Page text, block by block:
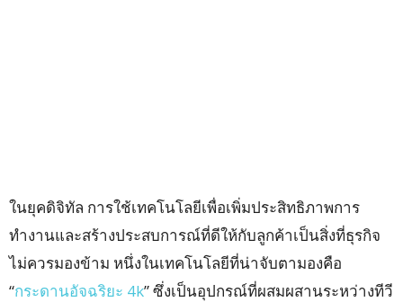
ในยุคดิจิทัล การใช้เทคโนโลยีเพื่อเพิ่มประสิทธิภาพการ
ทำงานและสร้างประสบการณ์ที่ดีให้กับลูกค้าเป็นสิ่งที่ธุรกิจ
ไม่ควรมองข้าม หนึ่งในเทคโนโลยีที่น่าจับตามองคือ
“กระดานอัจฉริยะ 4k” ซึ่งเป็นอุปกรณ์ที่ผสมผสานระหว่างทีวี